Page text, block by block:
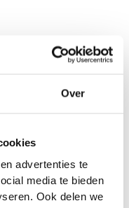
Over
advertenties te
media te bieden
Ook delen we